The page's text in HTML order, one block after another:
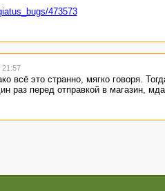
473573
всё это странно, мягко говоря.
раз перед отправкой в магазин,